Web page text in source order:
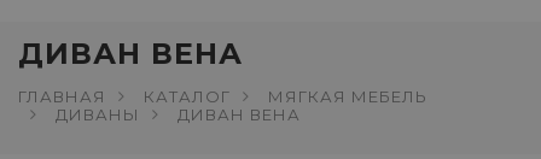
ДИВАН ВЕНА
ГЛАВНАЯ КАТАЛОГ
МЯГКАЯ МЕБЕЛЬ
ДИВАНЫ
ДИВАН ВЕНА